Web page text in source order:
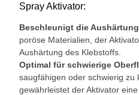
Spray Aktivator:
Beschleunigt die
poröse Materialien, der
Aushärtung des Klebstoffs.
Optimal für schwierige
saugfähigen oder schwierig zu
gewährleistet der Aktivator